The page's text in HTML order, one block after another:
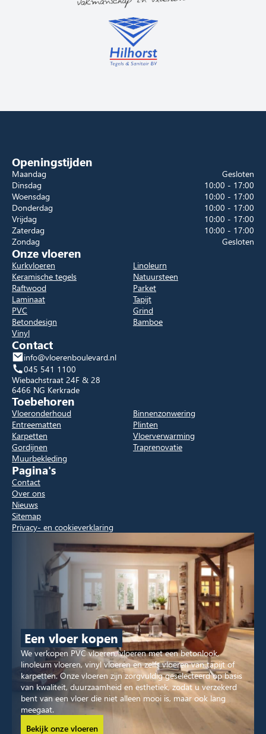
Openingstijden
Maandag
Gesloten
Dinsdag
10:00 - 17:00
Woensdag
10:00 - 17:00
Donderdag
10:00 - 17:00
Vrijdag
10:00 - 17:00
Zaterdag
10:00 - 17:00
Zondag
Gesloten
Onze vloeren
Kurkvloeren
Keramische tegels
Raftwood
Laminaat
PVC
Betondesign
Vinyl
Linoleurn
Natuursteen
Parket
Tapijt
Grind
Bamboe
Contact
info@vloerenboulevard.nl
045 541 1100
Wiebachstraat 24F & 28
6466 NG Kerkrade
Toebehoren
Vloeronderhoud
Entreematten
Karpetten
Gordijnen
Muurbekleding
Binnenzonwering
Plinten
Vloerverwarming
Traprenovatie
Pagina's
Contact
Over ons
Nieuws
Sitemap
Privacy- en cookieverklaring
Een vloer kopen
We verkopen PVC vloeren, vloeren met een betonlook,
linoleum vloeren, vinyl vloeren en zelfs vloeren van tapijt of
karpetten. Onze vloeren zijn zorgvuldig geselecteerd op basis
van kwaliteit, duurzaamheid en esthetiek, zodat u verzekerd
bent van een vloer die niet alleen mooi is, maar ook lang
meegaat.
Bekijk onze vloeren